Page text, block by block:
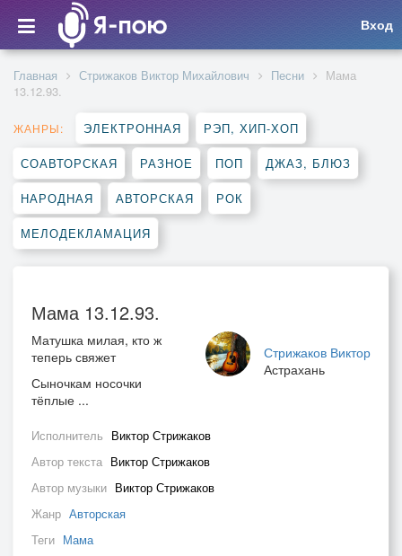
Вход
Главная Стрижаков Виктор Михайлович Песни
Мама
13.12.93.
ЖАНРЫ: ЭЛЕКТРОННАЯ РЭП, ХИП-ХОП
СОАВТОРСКАЯ РАЗНОЕ ПОП ДЖАЗ, БЛЮЗ
НАРОДНАЯ АВТОРСКАЯ РОК
МЕЛОДЕКЛАМАЦИЯ
Мама 13.12.93.
Стрижаков Виктор
Астрахань
Матушка милая, кто ж
теперь свяжет
Сыночкам носочки
тёплые ...
Исполнитель Виктор Стрижаков
Автор текста Виктор Стрижаков
Автор музыки Виктор Стрижаков
Жанр Авторская
Теги Мама